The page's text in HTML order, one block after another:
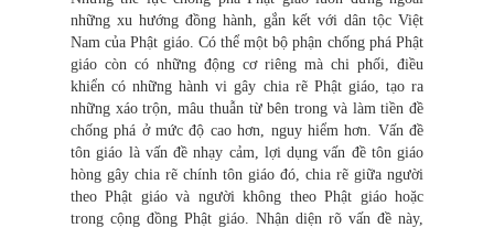
những xu hướng đồng hành, gắn kết với dân tộc Việt
Nam của Phật giáo. Có thể một bộ phận chống phá Phật
giáo còn có những động cơ riêng mà chi phối, điều
khiển có những hành vi gây chia rẽ Phật giáo, tạo ra
những xáo trộn, mâu thuẫn từ bên trong và làm tiền đề
chống phá ở mức độ cao hơn, nguy hiểm hơn. Vấn đề
tôn giáo là vấn đề nhạy cảm, lợi dụng vấn đề tôn giáo
hòng gây chia rẽ chính tôn giáo đó, chia rẽ giữa người
theo Phật giáo và người không theo Phật giáo hoặc
trong cộng đồng Phật giáo. Nhận diện rõ vấn đề này,